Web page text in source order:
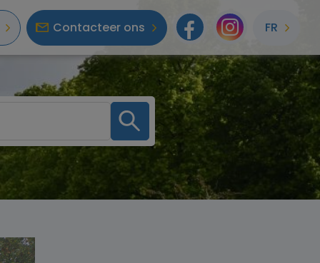
Contacteer ons Facebook
FR